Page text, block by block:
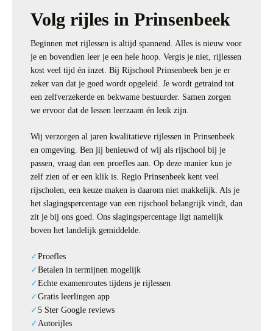
Volg rijles in Prinsenbeek
Beginnen met rijlessen is altijd spannend. Alles is nieuw voor
je en bovendien leer je een hele hoop. Vergis je niet, rijlessen
kost veel tijd én inzet. Bij Rijschool Prinsenbeek ben je er
zeker van dat je goed wordt opgeleid. Je wordt getraind tot
een zelfverzekerde en bekwame bestuurder. Samen zorgen
we ervoor dat de lessen leerzaam én leuk zijn.
Wij verzorgen al jaren kwalitatieve rijlessen in Prinsenbeek
en omgeving. Ben jij benieuwd of wij als rijschool bij je
passen, vraag dan een proefles aan. Op deze manier kun je
zelf zien of er een klik is. Regio Prinsenbeek kent veel
rijscholen, een keuze maken is daarom niet makkelijk. Als je
het slagingspercentage van een rijschool belangrijk vindt, dan
zit je bij ons goed. Ons slagingspercentage ligt namelijk
boven het landelijk gemiddelde.
Proefles
Betalen in termijnen mogelijk
Echte examenroutes tijdens je rijlessen
Gratis leerlingen app
5 Ster Google reviews
Autorijles